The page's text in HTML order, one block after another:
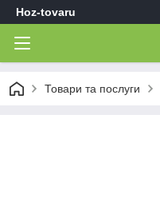
Hoz-tovaru
Товари та послуги